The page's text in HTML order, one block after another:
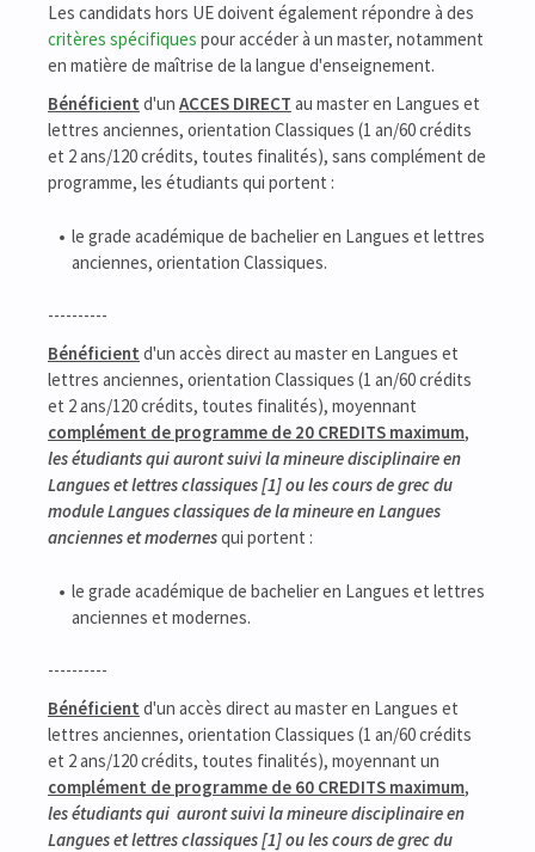
Les candidats hors UE doivent également répondre à des
critères spécifiques pour accéder à un master, notamment
en matière de maîtrise de la langue d'enseignement.
Bénéficient d'un ACCES DIRECT au master en Langues et
lettres anciennes, orientation Classiques (1 an/60 crédits
et 2 ans/120 crédits, toutes finalités), sans complément de
programme, les étudiants qui portent :
le grade académique de bachelier en Langues et lettres
anciennes, orientation Classiques.
----------
Bénéficient d'un accès direct au master en Langues et
lettres anciennes, orientation Classiques (1 an/60 crédits
et 2 ans/120 crédits, toutes finalités), moyennant
complément de programme de 20 CREDITS maximum,
les étudiants qui auront suivi la mineure disciplinaire en
Langues et lettres classiques [1] ou les cours de grec du
module Langues classiques de la mineure en Langues
anciennes et modernesqui portent :
le grade académique de bachelier en Langues et lettres
anciennes et modernes.
----------
Bénéficient d'un accès direct au master en Langues et
lettres anciennes, orientation Classiques (1 an/60 crédits
et 2 ans/120 crédits, toutes finalités), moyennant un
complément de programme de 60 CREDITS maximum,
les étudiants qui auront suivi la mineure disciplinaire en
Langues et lettres classiques [1] ou les cours de grec du